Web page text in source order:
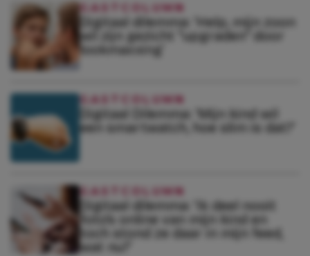
GASTCOLUMN
Digitaal dilemma: ‘Help, mijn zoon
wil zijn gezicht “upgraden” door
lookmaxxing’
GASTCOLUMN
Digitaal Dilemma: ‘Mijn kind wil
een smartwatch, hoe slim is dat?’
GASTCOLUMN
Digitaal dilemma: ‘Ik deel nooit
foto’s online van mijn kind en
toch stond ze daar in mijn feed,
wat nu?’